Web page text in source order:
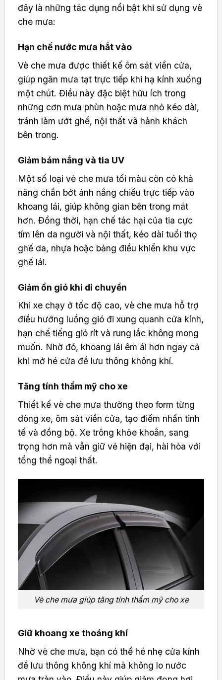
đây là những tác dụng nổi bật khi sử dụng vè
che mưa:
Hạn chế nước mưa hắt vào
Vè che mưa được thiết kế ôm sát viền cửa,
giúp ngăn mưa tạt trực tiếp khi hạ kính xuống
một chút. Điều này đặc biệt hữu ích trong
những cơn mưa phùn hoặc mưa nhỏ kéo dài,
tránh làm ướt ghế, nội thất và hành khách
bên trong.
Giảm bám nắng và tia UV
Một số loại vè che mưa tối màu còn có khả
năng chắn bớt ánh nắng chiếu trực tiếp vào
khoang lái, giúp không gian bên trong mát
hơn. Đồng thời, hạn chế tác hại của tia cực
tím lên da người và nội thất, kéo dài tuổi thọ
ghế da, nhựa hoặc bảng điều khiển khu vực
ghế lái.
Giảm ồn gió khi di chuyển
Khi xe chạy ở tốc độ cao, vè che mưa hỗ trợ
điều hướng luồng gió đi xung quanh cửa kính,
hạn chế tiếng gió rít và rung lắc không mong
muốn. Nhờ đó, khoang lái êm ái hơn ngay cả
khi mở hé cửa để lưu thông không khí.
Tăng tính thẩm mỹ cho xe
Thiết kế vè che mưa thường theo form từng
dòng xe, ôm sát viền cửa, tạo điểm nhấn tinh
tế và đồng bộ. Xe trông khỏe khoắn, sang
trọng hơn mà vẫn giữ vẻ hiện đại, hài hòa với
tổng thể ngoại thất.
Vè che mưa giúp tăng tính thẩm mỹ cho xe
Giữ khoang xe thoáng khí
Nhờ vè che mưa, bạn có thể hé nhẹ cửa kính
để lưu thông không khí mà không lo nước